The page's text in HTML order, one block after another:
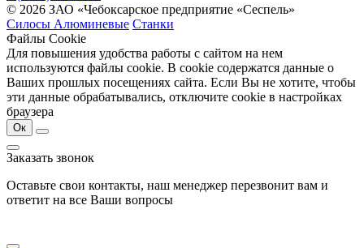
© 2026 ЗАО «Чебоксарское предприятие «Сеспель»
Силосы Алюминевые Станки
Файлы Cookie
Для повышения удобства работы с сайтом на нем
используются файлы cookie. В cookie содержатся данные о
Ваших прошлых посещениях сайта. Если Вы не хотите, чтобы
эти данные обрабатывались, отключите cookie в настройках
браузера
Ок
Заказать звонок
Оставьте свои контакты, наш менеджер перезвонит вам и
ответит на все Ваши вопросы